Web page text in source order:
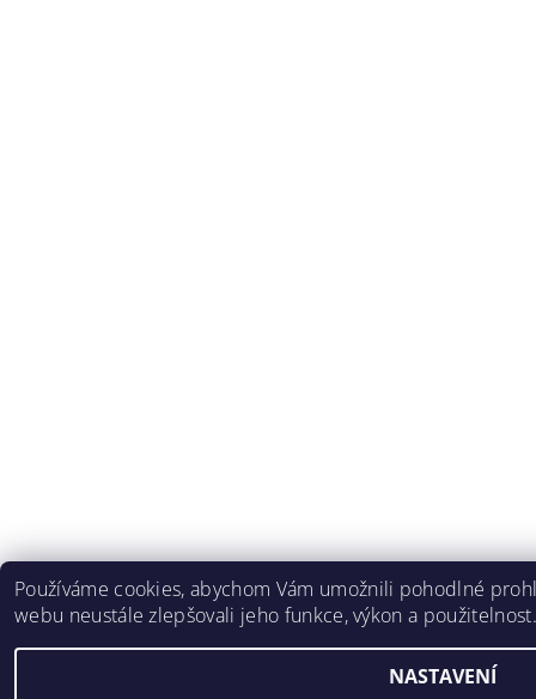
Používáme cookies, abychom Vám umožnili pohodlné
webu neustále zlepšovali jeho funkce, výkon a
NASTAVENÍ